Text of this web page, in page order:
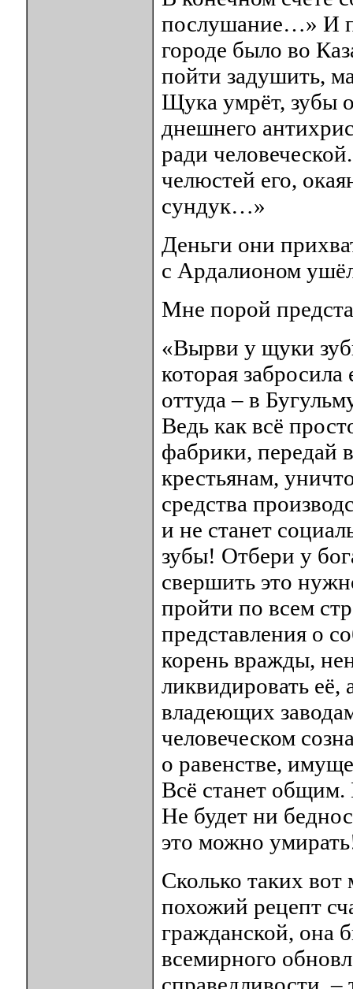
послушание…» И
городе было во
пойти задушить,
Щука умрёт, зубы
днешнего
ради
челюстей его,
сундук…»
Деньги они
с Ардалионом
Мне порой
«Вырви у щуки
которая
оттуда – в
Ведь как всё
фабрики, передай
крестьянам,
средства
и не станет
зубы! Отбери у
свершить это
пройти по всем
представления о
корень вражды,
ликвидировать её,
владеющих
человеческом
о равенстве,
Всё станет общим.
Не будет ни
это можно
Сколько таких
похожий рецепт
гражданской, она
всемирного